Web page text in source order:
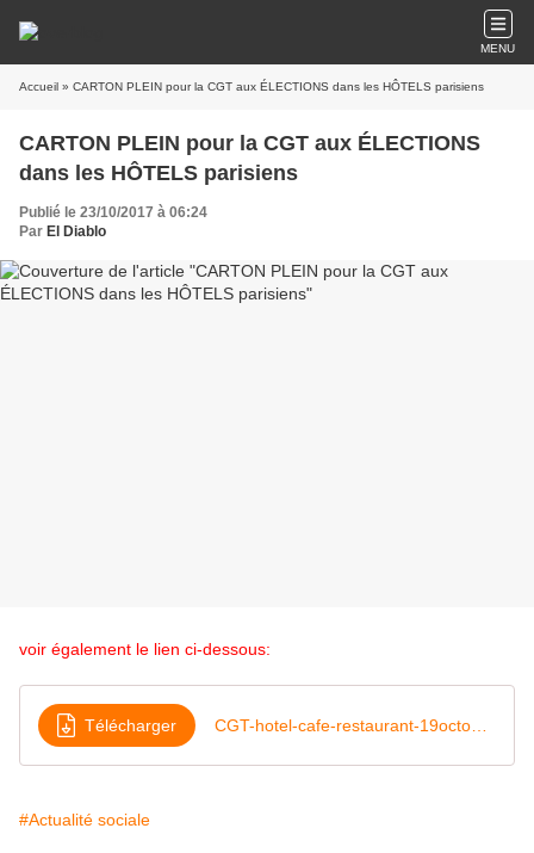
MENU
Accueil » CARTON PLEIN pour la CGT aux ÉLECTIONS dans les HÔTELS parisiens
CARTON PLEIN pour la CGT aux ÉLECTIONS
dans les HÔTELS parisiens
Publié le 23/10/2017 à 06:24
Par El Diablo
voir également le lien ci-dessous:
Télécharger
#Actualité sociale